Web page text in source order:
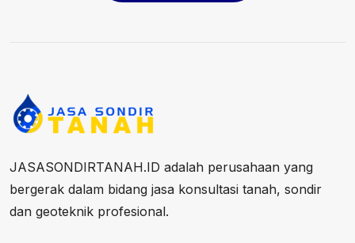
JASASONDIRTANAH.ID adalah perusahaan yang
bergerak dalam bidang jasa konsultasi tanah, sondir
dan geoteknik profesional.